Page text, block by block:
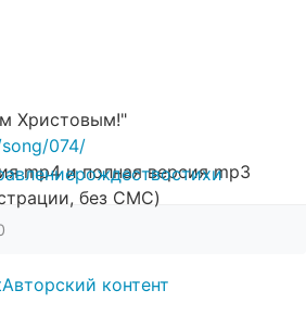
Христовым!"
074/
mp4 и полная версия mp3
без СМС)
рождествостихи
Авторский контент